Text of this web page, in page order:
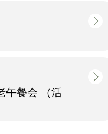
午餐会 （活